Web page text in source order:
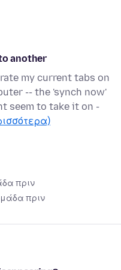
another
my current tabs on
-- the 'synch now'
seem to take it on -
πριν
πριν